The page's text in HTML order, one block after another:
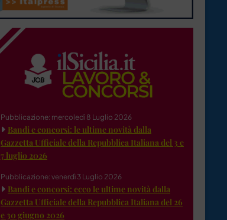
Pubblicazione: mercoledì 8 Luglio 2026
Bandi e concorsi: le ultime novità dalla
Gazzetta Ufficiale della Repubblica Italiana del 3 e
7 luglio 2026
Pubblicazione: venerdì 3 Luglio 2026
Bandi e concorsi: ecco le ultime novità dalla
Gazzetta Ufficiale della Repubblica Italiana del 26
e 30 giugno 2026